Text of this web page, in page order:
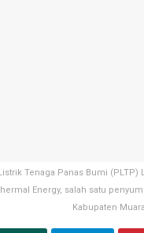
Tenaga Panas Bumi (PLTP)
Energy, salah satu
Kabupaten